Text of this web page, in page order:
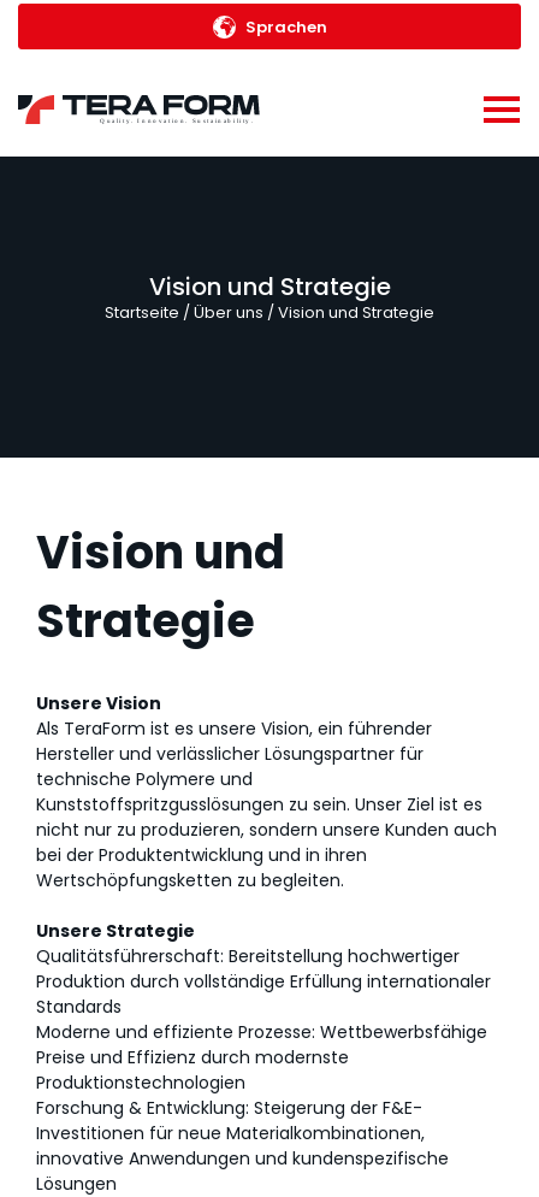
Sprachen
Vision und Strategie
Startseite / Über uns / Vision und Strategie
Vision und
Strategie
Unsere Vision
Als TeraForm ist es unsere Vision, ein führender
Hersteller und verlässlicher Lösungspartner für
technische Polymere und
Kunststoffspritzgusslösungen zu sein. Unser Ziel ist es
nicht nur zu produzieren, sondern unsere Kunden auch
bei der Produktentwicklung und in ihren
Wertschöpfungsketten zu begleiten.
Unsere Strategie
Qualitätsführerschaft: Bereitstellung hochwertiger
Produktion durch vollständige Erfüllung internationaler
Standards
Moderne und effiziente Prozesse: Wettbewerbsfähige
Preise und Effizienz durch modernste
Produktionstechnologien
Forschung & Entwicklung: Steigerung der F&E-
Investitionen für neue Materialkombinationen,
innovative Anwendungen und kundenspezifische
Lösungen